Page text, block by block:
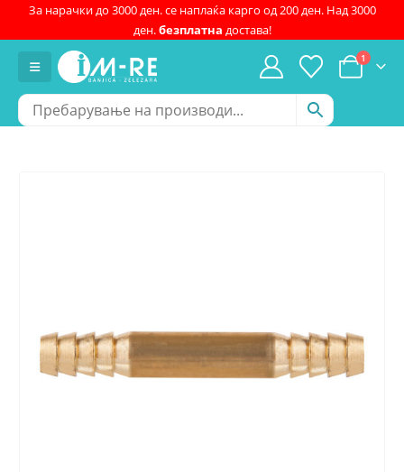
За нарачки до 3000 ден. се наплаќа карго од 200 ден. Над 3000
ден.безплатна достава!
1